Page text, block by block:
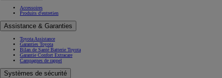
Accessoires
Produits d'entretien
Assistance & Garanties
Toyota Assistance
Garanties Toyota
Bilan de Santé Batterie Toyota
Garantie Confort Extracare
Campagnes de rappel
Systèmes de sécurité